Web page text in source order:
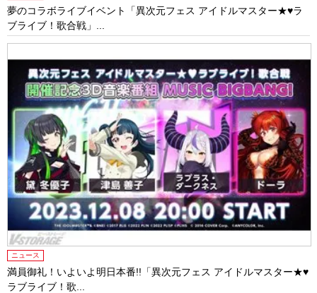
夢のコラボライブイベント「異次元フェス アイドルマスター★♥ラ
ブライブ！歌合戦」...
ニュース
満員御礼！いよいよ明日本番!!「異次元フェス アイドルマスター★♥
ラブライブ！歌...